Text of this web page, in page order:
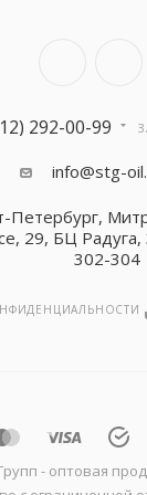
292-00-99
info@stg-
Петербург,
29, БЦ Радуга,
302-304
- оптовая